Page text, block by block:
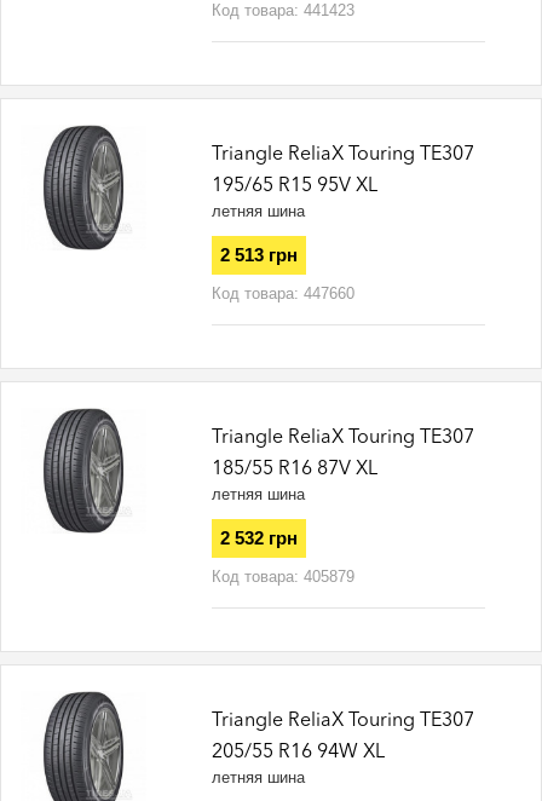
Код товара:441423
Triangle ReliaX Touring TE307
195/65 R15 95V XL
летняя шина
2 513 грн
Код товара:447660
Triangle ReliaX Touring TE307
185/55 R16 87V XL
летняя шина
2 532 грн
Код товара:405879
Triangle ReliaX Touring TE307
205/55 R16 94W XL
летняя шина